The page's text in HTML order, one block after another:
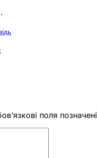
поля позначені